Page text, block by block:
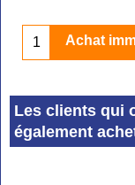
Achat
Les clients qui
également